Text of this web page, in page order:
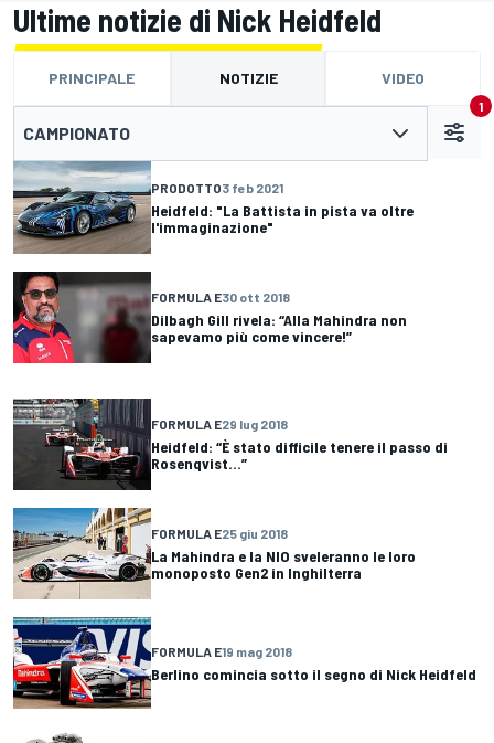
Ultime notizie di Nick Heidfeld
PRINCIPALE NOTIZIE VIDEO
CAMPIONATO
1
PRODOTTO3 feb 2021
Heidfeld: "La Battista in pista va oltre
l'immaginazione"
FORMULA E30 ott 2018
Dilbagh Gill rivela: “Alla Mahindra non
sapevamo più come vincere!”
FORMULA E29 lug 2018
Heidfeld: “È stato difficile tenere il passo di
Rosenqvist...”
FORMULA E25 giu 2018
La Mahindra e la NIO sveleranno le loro
monoposto Gen2 in Inghilterra
FORMULA E19 mag 2018
Berlino comincia sotto il segno di Nick Heidfeld